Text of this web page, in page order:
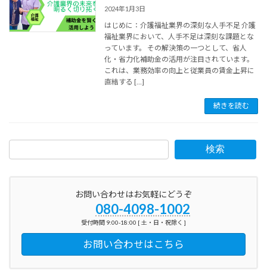
2024年1月3日
はじめに：介護福祉業界の深刻な人手不足 介護
福祉業界において、人手不足は深刻な課題とな
っています。 その解決策の一つとして、省人
化・省力化補助金の活用が注目されています。
これは、業務効率の向上と従業員の賃金上昇に
直結する […]
続きを読む
検索
お問い合わせはお気軽にどうぞ
080-4098-1002
受付時間 9:00-18:00 [ 土・日・祝除く ]
お問い合わせはこちら